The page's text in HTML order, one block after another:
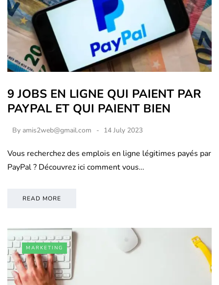
9 JOBS EN LIGNE QUI PAIENT PAR
PAYPAL ET QUI PAIENT BIEN
By amis2web@gmail.com 14 July 2023
Vous recherchez des emplois en ligne légitimes payés par
PayPal ? Découvrez ici comment vous…
READ MORE
MARKETING